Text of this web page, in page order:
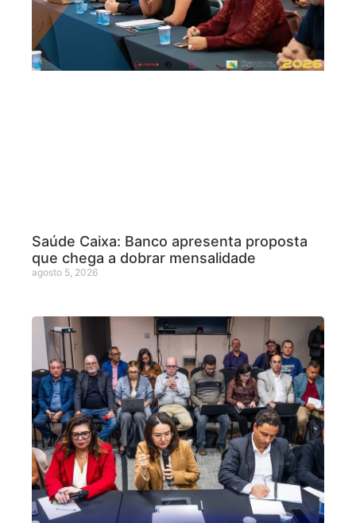
Saúde Caixa: Banco apresenta proposta
que chega a dobrar mensalidade
agosto 5, 2026